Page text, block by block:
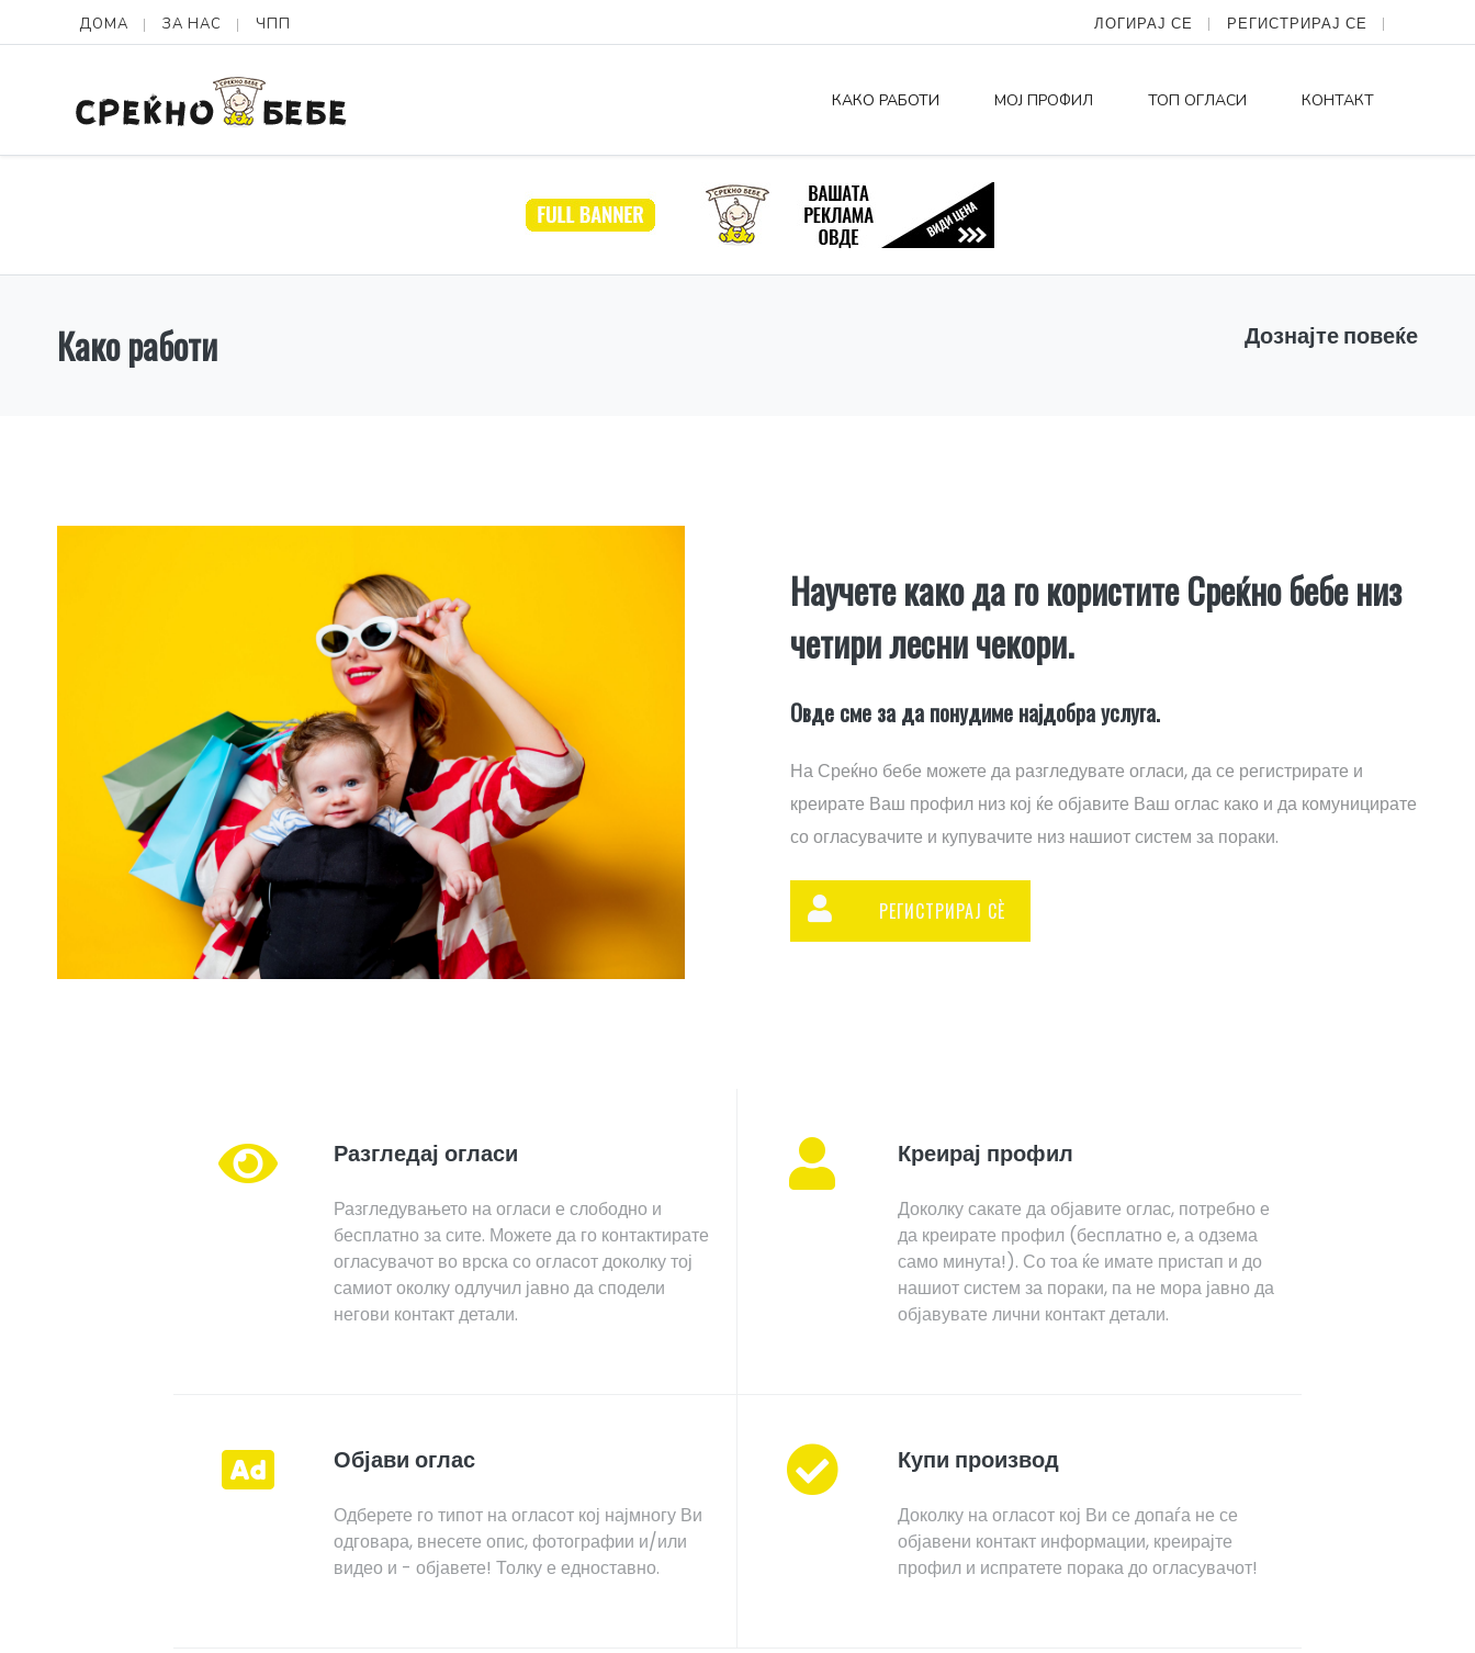
ДОМА ЗА НАС ЧПП ЛОГИРАЈ СЕ РЕГИСТРИРАЈ СЕ
КАКО РАБОТИ МОЈ ПРОФИЛ ТОП ОГЛАСИ КОНТАКТ
Како работи Дознајте повеќе
Научете како да го користите Среќно бебе низ
четири лесни чекори.
Овде сме за да понудиме најдобра услуга.
На Среќно бебе можете да разгледувате огласи, да се регистрирате и
креирате Ваш профил низ кој ќе објавите Ваш оглас како и да комуницирате
со огласувачите и купувачите низ нашиот систем за пораки.
РЕГИСТРИРАЈ СЀ
Разгледај огласи
Разгледувањето на огласи е слободно и
бесплатно за сите. Можете да го контактирате
огласувачот во врска со огласот доколку тој
самиот околку одлучил јавно да сподели
негови контакт детали.
Креирај профил
Доколку сакате да објавите оглас, потребно е
да креирате профил (бесплатно е, а одзема
само минута!). Со тоа ќе имате пристап и до
нашиот систем за пораки, па не мора јавно да
објавувате лични контакт детали.
Објави оглас
Одберете го типот на огласот кој најмногу Ви
одговара, внесете опис, фотографии и/или
видео и - објавете! Толку е едноставно.
Купи производ
Доколку на огласот кој Ви се допаѓа не се
објавени контакт информации, креирајте
профил и испратете порака до огласувачот!